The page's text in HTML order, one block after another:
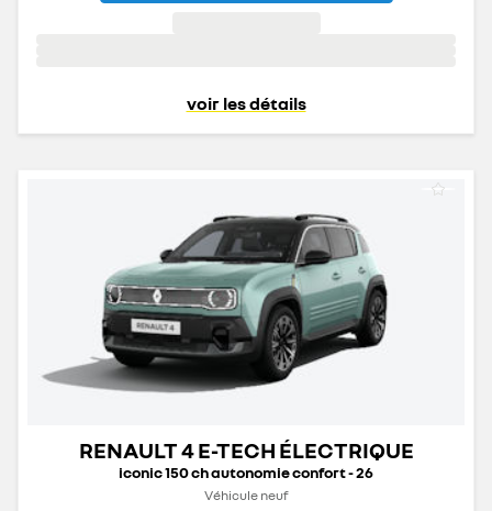
voir les détails
RENAULT 4 E-TECH ÉLECTRIQUE
iconic 150 ch autonomie confort - 26
Véhicule neuf